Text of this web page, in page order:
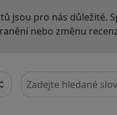
jsou pro nás důležité.
nebo změnu
Hledejte v názorech